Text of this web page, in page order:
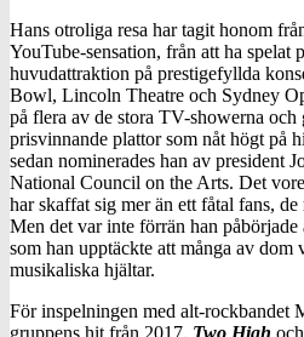
Hans otroliga resa har tagit honom
YouTube-sensation, från att ha spelat
huvudattraktion på prestigefyllda
Bowl, Lincoln Theatre och Sydney
på flera av de stora TV-showerna och
prisvinnande plattor som nåt högt på
sedan nominerades han av president
National Council on the Arts. Det
har skaffat sig mer än ett fåtal fans,
Men det var inte förrän han
som han upptäckte att många av dom
musikaliska hjältar.
För inspelningen med alt-rockbandet
gruppens hit från 2017, Two High